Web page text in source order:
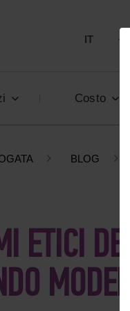
IT
Costo
BLOG
ETICI